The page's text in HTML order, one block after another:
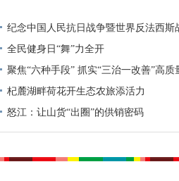
纪念中国人民抗日战争暨世界反法西斯
市举办群众性主题活动
全民健身日“舞”力全开
聚焦“六种手段” 抓实“三治一改善”高质
溪久久为功守护好“三湖”碧水清波
杞麓湖畔荷花开生态农旅添活力
怒江：让山货“出圈”的供销密码